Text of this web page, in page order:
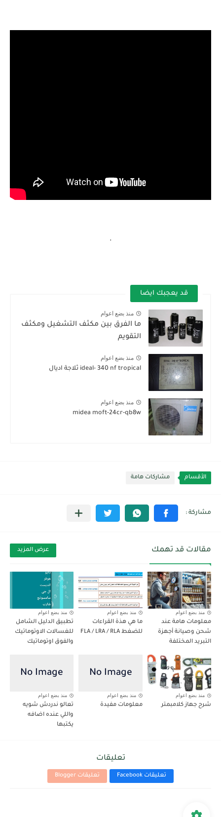
.
قد يعجبك ايضا
منذ بضع اعوام
ما الفرق بين مكثف التشغيل ومكثف
التقويم
منذ بضع اعوام
ideal- 340 nf tropical ثلاجة اديال
منذ بضع اعوام
midea moft-24cr-qb8w
الأقسام مشاركات هامة
مقالات قد تهمك عرض المزيد
منذ بضع اعوام
معلومات هامة عند
شحن وصيانة أجهزة
التبريد المختلفة
منذ بضع اعوام
ما هي هذة القراءات
للضغط FLA / LRA / RLA
منذ بضع اعوام
تطبيق الدليل الشامل
للغسالات الاوتوماتيك
والفوق اوتوماتيك
منذ بضع اعوام
شرح جهاز كلامبمتر
منذ بضع اعوام
معلومات مفيدة
منذ بضع اعوام
تعالو ندردش شويه
واللي عنده اضافه
يكتبها
تعليقات
تعليقات Facebook تعليقات Blogger